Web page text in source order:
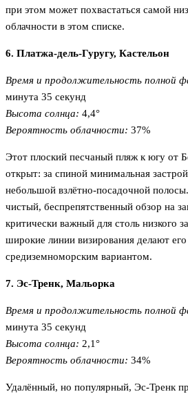
при этом может похвастаться самой
облачности в этом списке.
6. Платжа-дель-Гуругу, Кастельон
Время и продолжительность полной
минута 35 секунд
Высота солнца: 4,4°
Вероятность облачности: 37%
Этот плоский песчаный пляж к югу от
открыт: за спиной минимальная
небольшой взлётно-посадочной
чистый, беспрепятственный обзор на
критически важный для столь низкого
широкие линии визирования делают
средиземноморским вариантом.
7. Эс-Тренк, Мальорка
Время и продолжительность полной
минута 35 секунд
Высота солнца: 2,1°
Вероятность облачности: 34%
Удалённый, но популярный, Эс-Тренк